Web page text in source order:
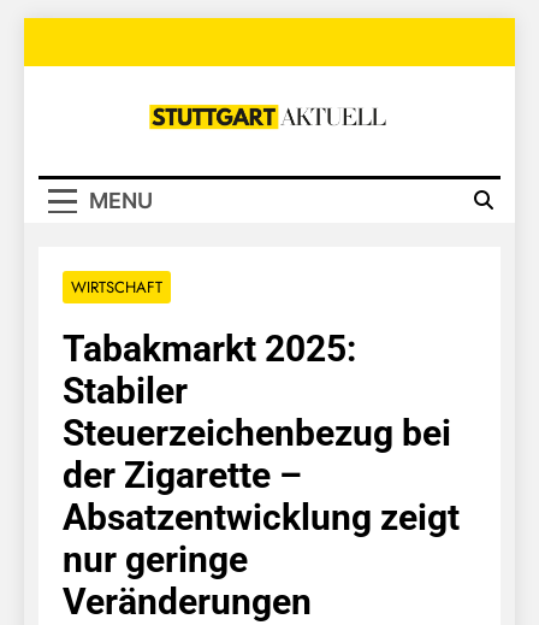
Stuttgart
MENU
WIRTSCHAFT
Tabakmarkt 2025:
Stabiler
Steuerzeichenbezug bei
der Zigarette –
Absatzentwicklung zeigt
nur geringe
Veränderungen